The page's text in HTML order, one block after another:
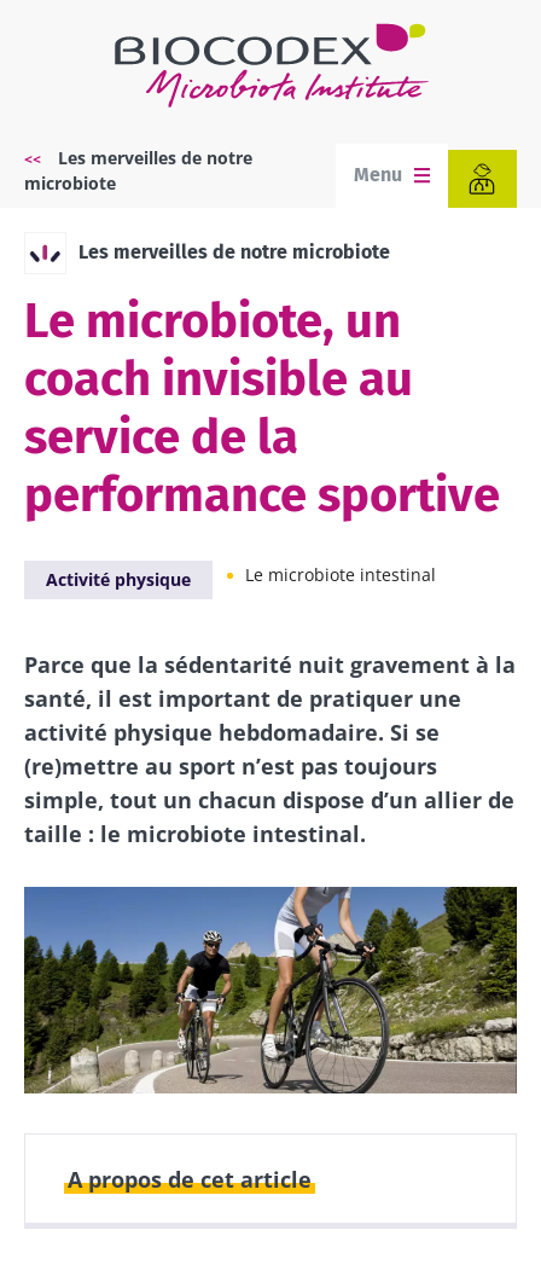
Fil
d'Ariane
Les merveilles de notre
microbiote
Menu
Les merveilles de notre microbiote
Le microbiote, un
coach invisible au
service de la
performance sportive
Activité physique Le microbiote intestinal
Parce que la sédentarité nuit gravement à la
santé, il est important de pratiquer une
activité physique hebdomadaire. Si se
(re)mettre au sport n’est pas toujours
simple, tout un chacun dispose d’un allier de
taille : le microbiote intestinal.
A propos de cet article